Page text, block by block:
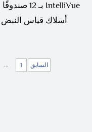
أسلاك قياس النبض
السابق 1
...